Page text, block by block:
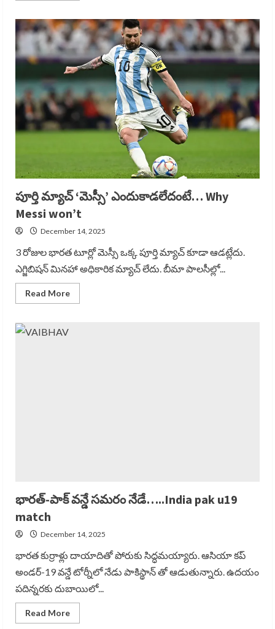
రెచ్చిపోవడంతో
ఘన
విజయం..
Rizvi
Show
పూర్తి మ్యాచ్ ‘మెస్సీ’ ఎందుకాడలేదంటే… Why
Messi won’t
December 14, 2025
3 రోజుల భారత టూర్లో మెస్సీ ఒక్క పూర్తి మ్యాచ్ కూడా ఆడట్లేదు.
ఎగ్జిబిషన్ మినహా అధికారిక మ్యాచ్ లేదు. బీమా పాలసీల్లో...
Read MoreRead
more
భారత్-పాక్ వన్డే సమరం నేడే…..India pak u19
match
December 14, 2025
భారత కుర్రాళ్లు దాయాదితో పోరుకు సిద్ధమయ్యారు. ఆసియా కప్
అండర్-19 వన్డే టోర్నీలో నేడు పాకిస్థాన్ తో ఆడుతున్నారు. ఉదయం
పదిన్నరకు దుబాయిలో...
Read MoreRead
more